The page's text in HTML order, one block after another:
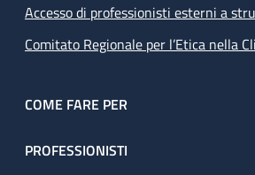
Accesso di professionisti esterni a
Comitato Regionale per l’Etica nella
COME FARE PER
PROFESSIONISTI